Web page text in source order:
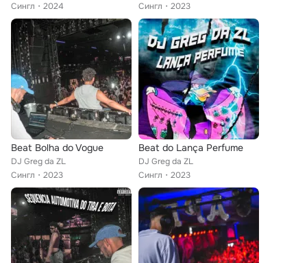
Сингл
2024
Сингл
2023
Beat Bolha do Vogue
DJ Greg da ZL
Сингл
2023
Beat do Lança Perfume
DJ Greg da ZL
Сингл
2023